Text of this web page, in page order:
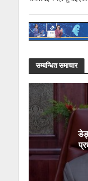
सम्बन्धित समाचार